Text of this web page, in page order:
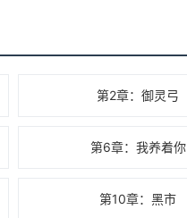
第2章：御灵弓
第6章：我养着你
第10章：黑市